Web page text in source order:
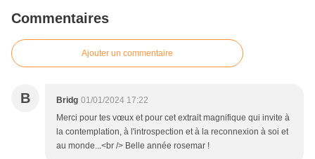
Commentaires
Ajouter un commentaire
B Bridg 01/01/2024 17:22
Merci pour tes vœux et pour cet extrait magnifique qui invite à
la contemplation, à l'introspection et à la reconnexion à soi et
au monde...<br /> Belle année rosemar !